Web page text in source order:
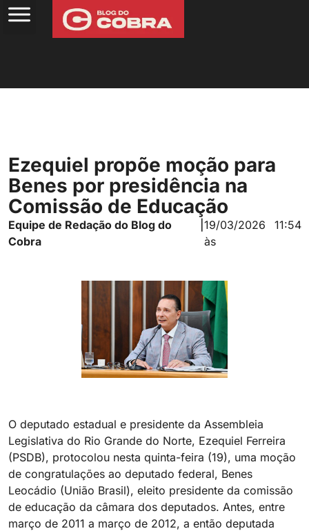
Ezequiel propõe moção para
Benes por presidência na
Comissão de Educação
Equipe de Redação do Blog do
Cobra
|19/03/2026
às
11:54
O deputado estadual e presidente da Assembleia
Legislativa do Rio Grande do Norte, Ezequiel Ferreira
(PSDB), protocolou nesta quinta-feira (19), uma moção
de congratulações ao deputado federal, Benes
Leocádio (União Brasil), eleito presidente da comissão
de educação da câmara dos deputados. Antes, entre
março de 2011 a março de 2012, a então deputada